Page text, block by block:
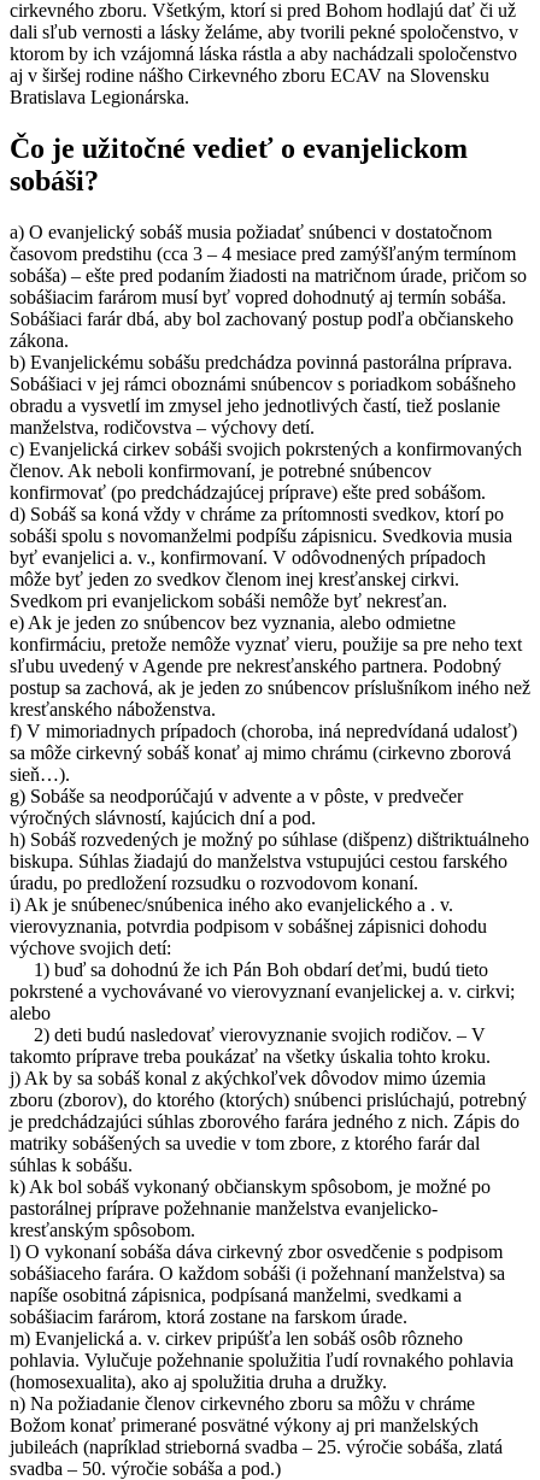
cirkevného zboru. Všetkým, ktorí si pred Bohom hodlajú dať či už
dali sľub vernosti a lásky želáme, aby tvorili pekné spoločenstvo, v
ktorom by ich vzájomná láska rástla a aby nachádzali spoločenstvo
aj v širšej rodine nášho Cirkevného zboru ECAV na Slovensku
Bratislava Legionárska.
Čo je užitočné vedieť o evanjelickom
sobáši?
a) O evanjelický sobáš musia požiadať snúbenci v dostatočnom
časovom predstihu (cca 3 – 4 mesiace pred zamýšľaným termínom
sobáša) – ešte pred podaním žiadosti na matričnom úrade, pričom so
sobášiacim farárom musí byť vopred dohodnutý aj termín sobáša.
Sobášiaci farár dbá, aby bol zachovaný postup podľa občianskeho
zákona.
b) Evanjelickému sobášu predchádza povinná pastorálna príprava.
Sobášiaci v jej rámci oboznámi snúbencov s poriadkom sobášneho
obradu a vysvetlí im zmysel jeho jednotlivých častí, tiež poslanie
manželstva, rodičovstva – výchovy detí.
c) Evanjelická cirkev sobáši svojich pokrstených a konfirmovaných
členov. Ak neboli konfirmovaní, je potrebné snúbencov
konfirmovať (po predchádzajúcej príprave) ešte pred sobášom.
d) Sobáš sa koná vždy v chráme za prítomnosti svedkov, ktorí po
sobáši spolu s novomanželmi podpíšu zápisnicu. Svedkovia musia
byť evanjelici a. v., konfirmovaní. V odôvodnených prípadoch
môže byť jeden zo svedkov členom inej kresťanskej cirkvi.
Svedkom pri evanjelickom sobáši nemôže byť nekresťan.
e) Ak je jeden zo snúbencov bez vyznania, alebo odmietne
konfirmáciu, pretože nemôže vyznať vieru, použije sa pre neho text
sľubu uvedený v Agende pre nekresťanského partnera. Podobný
postup sa zachová, ak je jeden zo snúbencov príslušníkom iného než
kresťanského náboženstva.
f) V mimoriadnych prípadoch (choroba, iná nepredvídaná udalosť)
sa môže cirkevný sobáš konať aj mimo chrámu (cirkevno zborová
sieň…).
g) Sobáše sa neodporúčajú v advente a v pôste, v predvečer
výročných slávností, kajúcich dní a pod.
h) Sobáš rozvedených je možný po súhlase (dišpenz) dištriktuálneho
biskupa. Súhlas žiadajú do manželstva vstupujúci cestou farského
úradu, po predložení rozsudku o rozvodovom konaní.
i) Ak je snúbenec/snúbenica iného ako evanjelického a . v.
vierovyznania, potvrdia podpisom v sobášnej zápisnici dohodu
výchove svojich detí:
1) buď sa dohodnú že ich Pán Boh obdarí deťmi, budú tieto
pokrstené a vychovávané vo vierovyznaní evanjelickej a. v. cirkvi;
alebo
2) deti budú nasledovať vierovyznanie svojich rodičov. – V
takomto príprave treba poukázať na všetky úskalia tohto kroku.
j) Ak by sa sobáš konal z akýchkoľvek dôvodov mimo územia
zboru (zborov), do ktorého (ktorých) snúbenci prislúchajú, potrebný
je predchádzajúci súhlas zborového farára jedného z nich. Zápis do
matriky sobášených sa uvedie v tom zbore, z ktorého farár dal
súhlas k sobášu.
k) Ak bol sobáš vykonaný občianskym spôsobom, je možné po
pastorálnej príprave požehnanie manželstva evanjelicko-
kresťanským spôsobom.
l) O vykonaní sobáša dáva cirkevný zbor osvedčenie s podpisom
sobášiaceho farára. O každom sobáši (i požehnaní manželstva) sa
napíše osobitná zápisnica, podpísaná manželmi, svedkami a
sobášiacim farárom, ktorá zostane na farskom úrade.
m) Evanjelická a. v. cirkev pripúšťa len sobáš osôb rôzneho
pohlavia. Vylučuje požehnanie spolužitia ľudí rovnakého pohlavia
(homosexualita), ako aj spolužitia druha a družky.
n) Na požiadanie členov cirkevného zboru sa môžu v chráme
Božom konať primerané posvätné výkony aj pri manželských
jubileách (napríklad strieborná svadba – 25. výročie sobáša, zlatá
svadba – 50. výročie sobáša a pod.)